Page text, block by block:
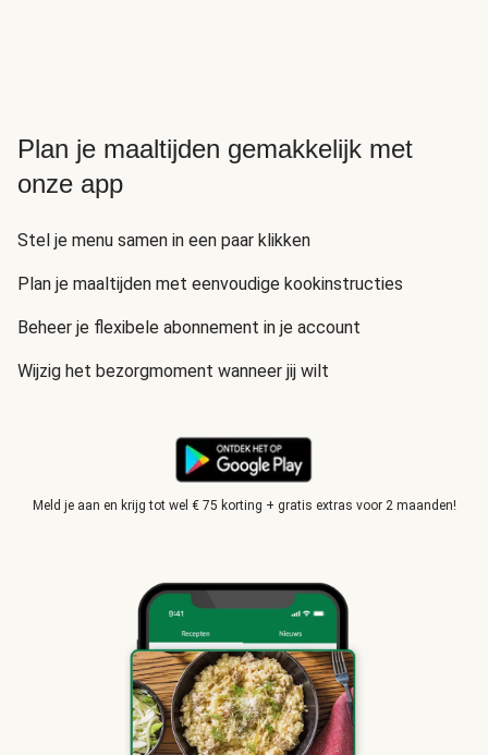
Plan je maaltijden gemakkelijk met
onze app
Stel je menu samen in een paar klikken
Plan je maaltijden met eenvoudige kookinstructies
Beheer je flexibele abonnement in je account
Wijzig het bezorgmoment wanneer jij wilt
Meld je aan en krijg tot wel € 75 korting + gratis extras voor 2 maanden!